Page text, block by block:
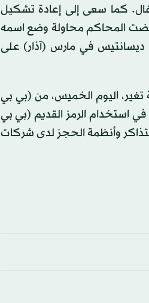
كما سعى إلى إعادة تشكيل
المحاكم محاولة وضع اسمه
ديسانتيس في مارس (آذار) على
تغير، اليوم الخميس، من (بي بي
استخدام الرمز القديم (بي بي
والتذاكر وأنظمة الحجز لدى شركات